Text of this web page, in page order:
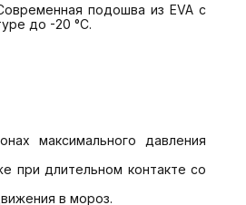
подошва из EVA с
до -20 °C.